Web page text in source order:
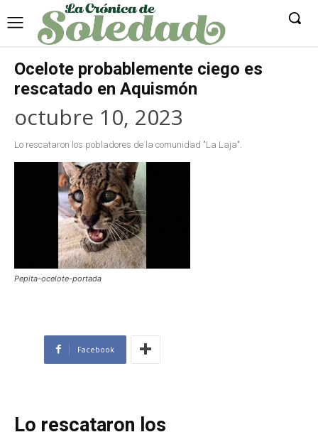
Ocelote probablemente ciego es
rescatado en Aquismón
octubre 10, 2023
Lo rescataron los pobladores de la comunidad "La Laja".
Pepita-ocelote-portada
Facebook
Lo rescataron los